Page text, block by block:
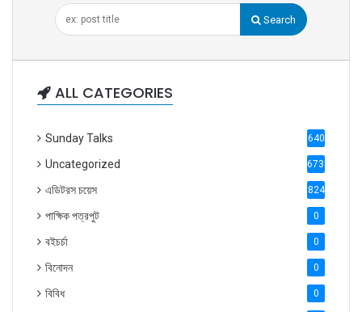
Search
ALL CATEGORIES
Sunday Talks 640
Uncategorized 6738
এডিটরস চয়েস 824
পাক্ষিক পত্রপুট 0
বইচর্চা 0
বিনোদন 0
বিবিধ 0